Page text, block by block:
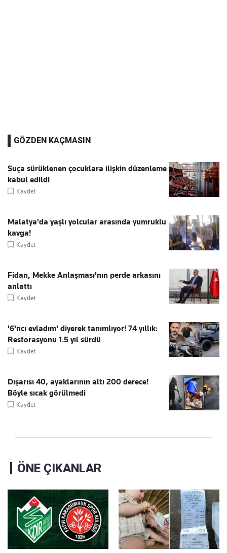
GÖZDEN KAÇMASIN
Suça sürüklenen çocuklara ilişkin düzenleme
kabul edildi
Kaydet
Malatya'da yaşlı yolcular arasında yumruklu
kavga!
Kaydet
Fidan, Mekke Anlaşması'nın perde arkasını
anlattı
Kaydet
'6'ncı evladım' diyerek tanımlıyor! 74 yıllık:
Restorasyonu 1.5 yıl sürdü
Kaydet
Dışarısı 40, ayaklarının altı 200 derece!
Böyle sıcak görülmedi
Kaydet
ÖNE ÇIKANLAR